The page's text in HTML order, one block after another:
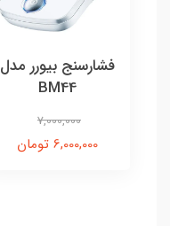
فشارسنج بیورر مدل
BM44
7,000,000
6,000,000 تومان